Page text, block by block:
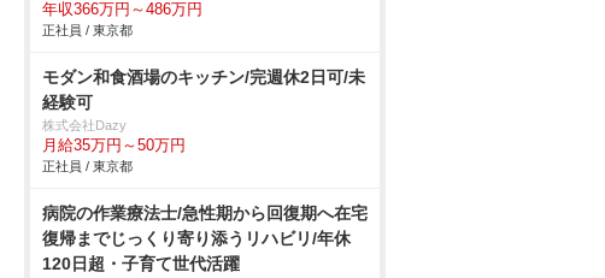
年収366万円～486万円
正社員 / 東京都
モダン和食酒場のキッチン/完週休2日可/未
経験可
株式会社Dazy
月給35万円～50万円
正社員 / 東京都
病院の作業療法士/急性期から回復期へ在宅
復帰までじっくり寄り添うリハビリ/年休
120日超・子育て世代活躍